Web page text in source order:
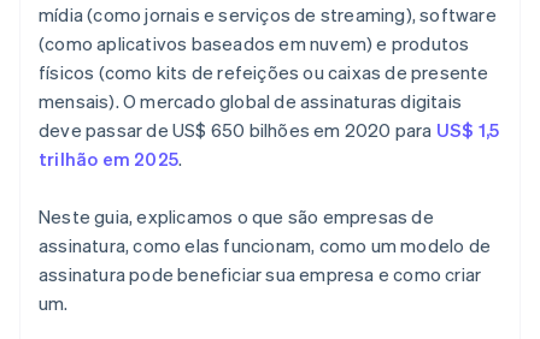
mídia (como jornais e serviços de streaming), software
(como aplicativos baseados em nuvem) e produtos
físicos (como kits de refeições ou caixas de presente
mensais). O mercado global de assinaturas digitais
deve passar de US$ 650 bilhões em 2020 para US$ 1,5
trilhão em 2025.
Neste guia, explicamos o que são empresas de
assinatura, como elas funcionam, como um modelo de
assinatura pode beneficiar sua empresa e como criar
um.